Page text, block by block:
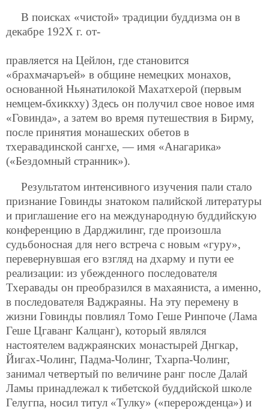
В поисках «чистой» традиции буддизма он в
декабре 192Х г. от-
правляется на Цейлон, где становится
«брахмачаръей» в общине немецких монахов,
основанной Ньянатилокой Махатхерой (первым
немцем-бхиккху) Здесь он получил свое новое имя
«Говинда», а затем во время путешествия в Бирму,
после принятия монашеских обетов в
тхеравадинской сангхе, — имя «Анагарика»
(«Бездомный странник»).
Результатом интенсивного изучения пали стало
признание Говинды знатоком палийской литературы
и приглашение его на международную буддийскую
конференцию в Дарджилинг, где произошла
судьбоносная для него встреча с новым «гуру»,
перевернувшая его взгляд на дхарму и пути ее
реализации: из убежденного последователя
Тхеравады он преобразился в махаяниста, а именно,
в последователя Ваджраяны. На эту перемену в
жизни Говинды повлиял Томо Геше Ринпоче (Лама
Геше Цгаванг Калцанг), который являлся
настоятелем ваджраянских монастырей Днгкар,
Йигах-Чолинг, Падма-Чолинг, Тхарпа-Чолинг,
занимал четвертый по величине ранг после Далай
Ламы принадлежал к тибетской буддийской школе
Гелугпа, носил титул «Тулку» («перерожденца») и